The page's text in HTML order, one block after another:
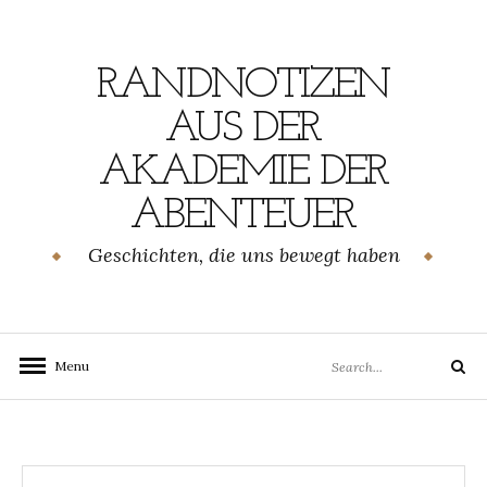
RANDNOTIZEN
AUS DER
AKADEMIE DER
ABENTEUER
Geschichten, die uns bewegt haben
Menu
for:
Search